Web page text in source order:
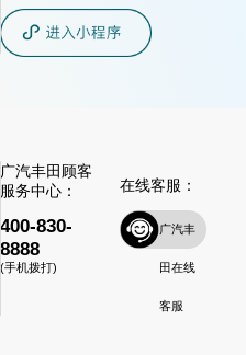
广汽丰田顾客
服务中心：
400-830-
8888
(手机拨打)
在线客服：
广汽丰
田在线
客服